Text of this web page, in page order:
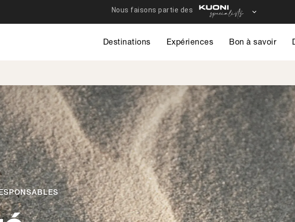
Destinations Expériences Bon à savoir